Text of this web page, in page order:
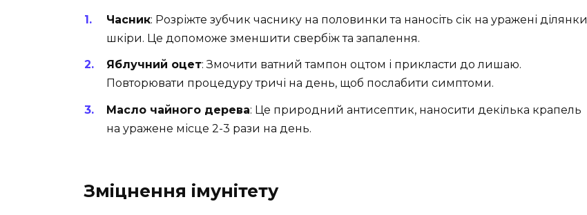
Часник: Розріжте зубчик часнику на половинки та наносіть сік на уражені ділянки
шкіри. Це допоможе зменшити свербіж та запалення.
Яблучний оцет: Змочити ватний тампон оцтом і прикласти до лишаю.
Повторювати процедуру тричі на день, щоб послабити симптоми.
Масло чайного дерева: Це природний антисептик, наносити декілька крапель
на уражене місце 2-3 рази на день.
Зміцнення імунітету